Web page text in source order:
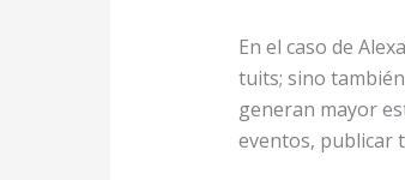
En el caso de
tuits; sino
generan mayor
eventos, publicar